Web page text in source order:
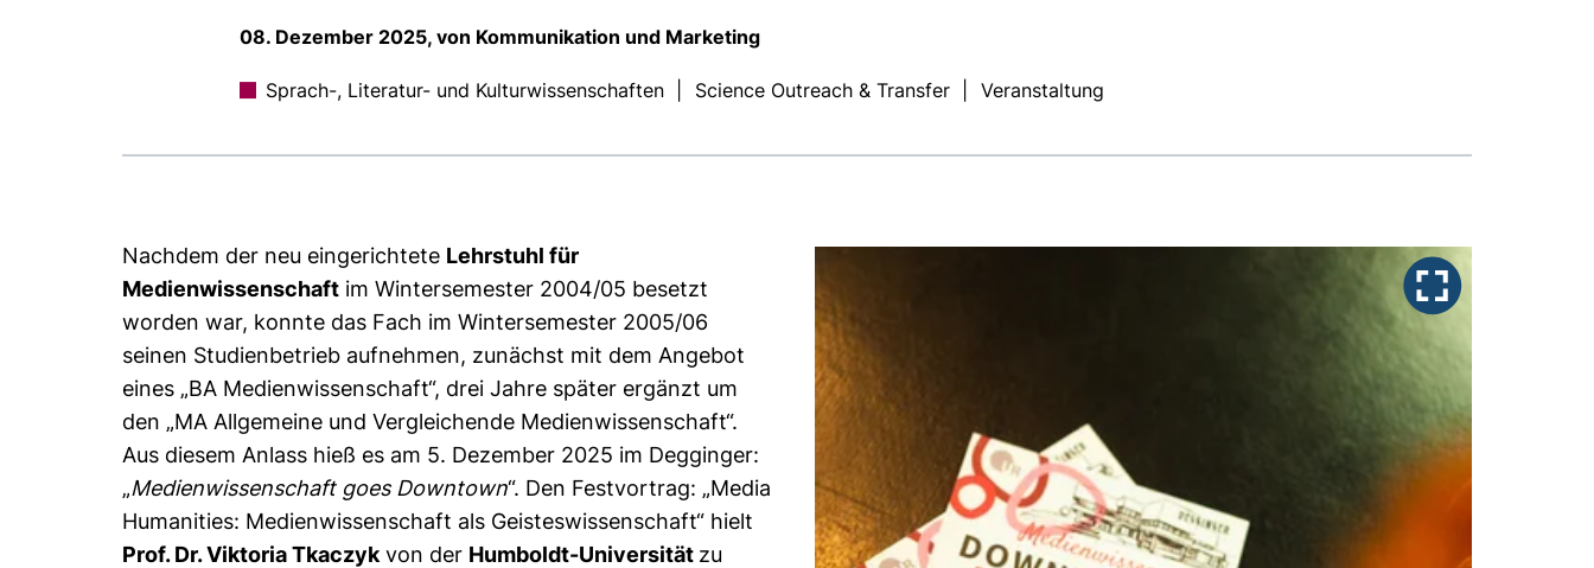
08. Dezember 2025, von Kommunikation und Marketing
Sprach-, Literatur- und Kulturwissenschaften Science Outreach & Transfer Veranstaltung
Nachdem der neu eingerichtete Lehrstuhl für
Medienwissenschaft im Wintersemester 2004/05 besetzt
worden war, konnte das Fach im Wintersemester 2005/06
seinen Studienbetrieb aufnehmen, zunächst mit dem Angebot
eines „BA Medienwissenschaft“, drei Jahre später ergänzt um
den „MA Allgemeine und Vergleichende Medienwissenschaft“.
Aus diesem Anlass hieß es am 5. Dezember 2025 im Degginger:
„Medienwissenschaft goes Downtown“. Den Festvortrag: „Media
Humanities: Medienwissenschaft als Geisteswissenschaft“ hielt
Prof. Dr. Viktoria Tkaczyk von der Humboldt-Universität zu